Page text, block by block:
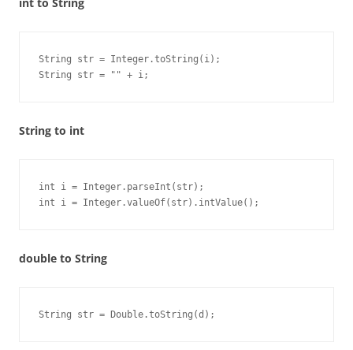
String str = Integer.toString(i);
String str = "" + i;
String to int
int i = Integer.parseInt(str);
int i = Integer.valueOf(str).intValue();
double to String
String str = Double.toString(d);